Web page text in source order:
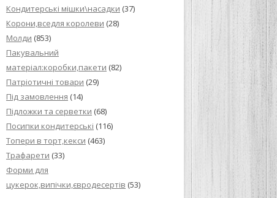
Кондитерські мішки\насадки (37)
Корони,вседля королеви (28)
Молди (853)
Пакувальний
матеріал:коробки,пакети (82)
Патріотичні товари (29)
Під замовлення (14)
Підложки та серветки (68)
Посипки кондитерські (116)
Топери в торт,кекси (463)
Трафарети (33)
Форми для
цукерок,випічки,євродесертів (53)